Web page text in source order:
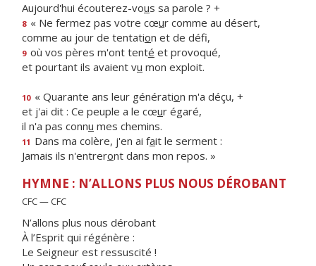
Aujourd'hui écouterez-vous sa parole ? +
8 « Ne fermez pas votre cœur comme au désert,
comme au jour de tentation et de défi,
9 où vos pères m'ont tenté et provoqué,
et pourtant ils avaient vu mon exploit.
10 « Quarante ans leur génération m'a déçu, +
et j'ai dit : Ce peuple a le cœur égaré,
il n'a pas connu mes chemins.
11 Dans ma colère, j'en ai fait le serment :
Jamais ils n'entreront dans mon repos. »
HYMNE : N’ALLONS PLUS NOUS DÉROBANT
CFC — CFC
N’allons plus nous dérobant
À l’Esprit qui régénère :
Le Seigneur est ressuscité !